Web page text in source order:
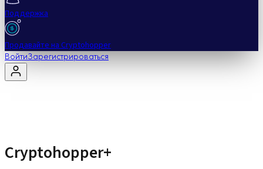
Поддержка
Продавайте на Cryptohopper
ВойтиЗарегистрироваться
Cryptohopper+